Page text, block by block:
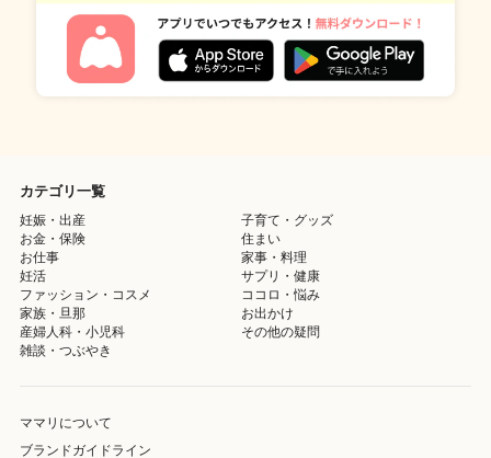
カテゴリ一覧
妊娠・出産
子育て・グッズ
お金・保険
住まい
お仕事
家事・料理
妊活
サプリ・健康
ファッション・コスメ
ココロ・悩み
家族・旦那
お出かけ
産婦人科・小児科
その他の疑問
雑談・つぶやき
ママリについて
ブランドガイドライン